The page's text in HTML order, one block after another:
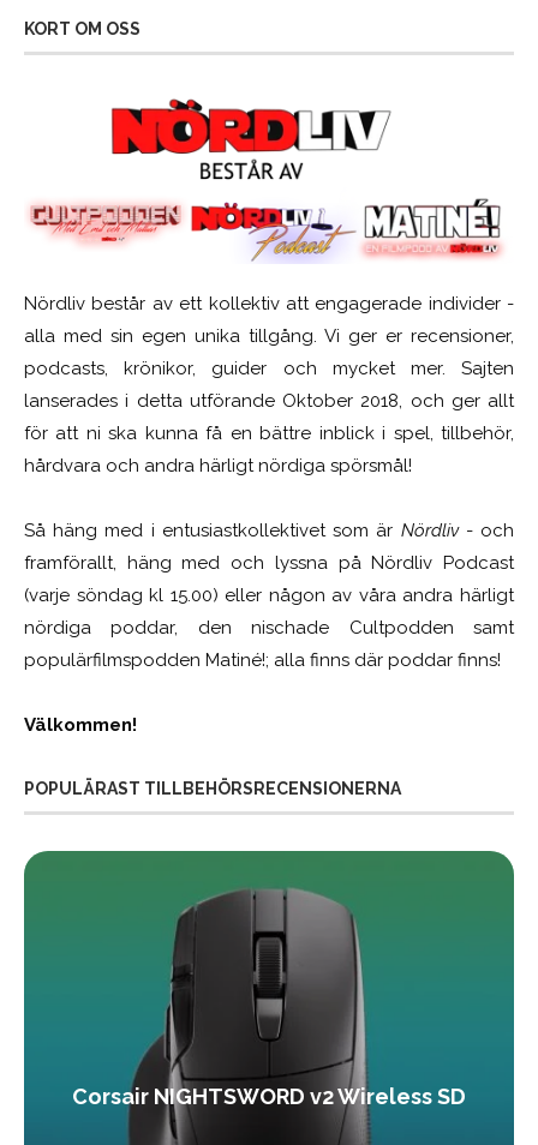
KORT OM OSS
Nördliv består av ett kollektiv att engagerade individer -
alla med sin egen unika tillgång. Vi ger er recensioner,
podcasts, krönikor, guider och mycket mer. Sajten
lanserades i detta utförande Oktober 2018, och ger allt
för att ni ska kunna få en bättre inblick i spel, tillbehör,
hårdvara och andra härligt nördiga spörsmål!
Så häng med i entusiastkollektivet som är Nördliv- och
framförallt, häng med och lyssna på Nördliv Podcast
(varje söndag kl 15.00) eller någon av våra andra härligt
nördiga poddar, den nischade Cultpodden samt
populärfilmspodden Matiné!; alla finns där poddar finns!
Välkommen!
POPULÄRAST TILLBEHÖRSRECENSIONERNA
Corsair NIGHTSWORD v2 Wireless SD